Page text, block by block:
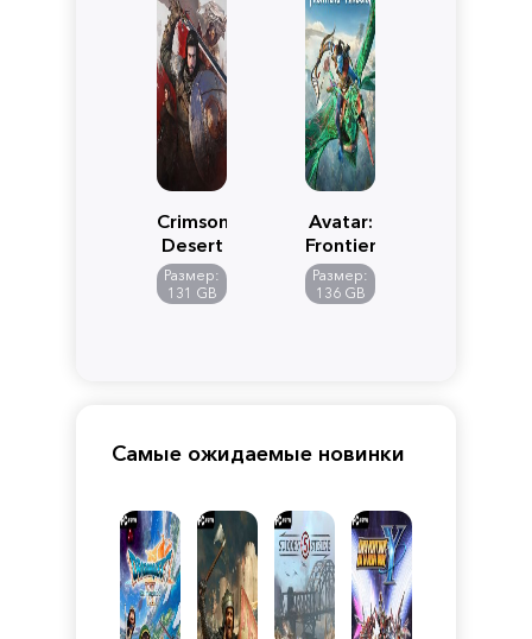
Crimson
Desert
Размер:
131 GB
Avatar:
Frontiers
of
Pandora
Размер:
136 GB
Самые ожидаемые новинки